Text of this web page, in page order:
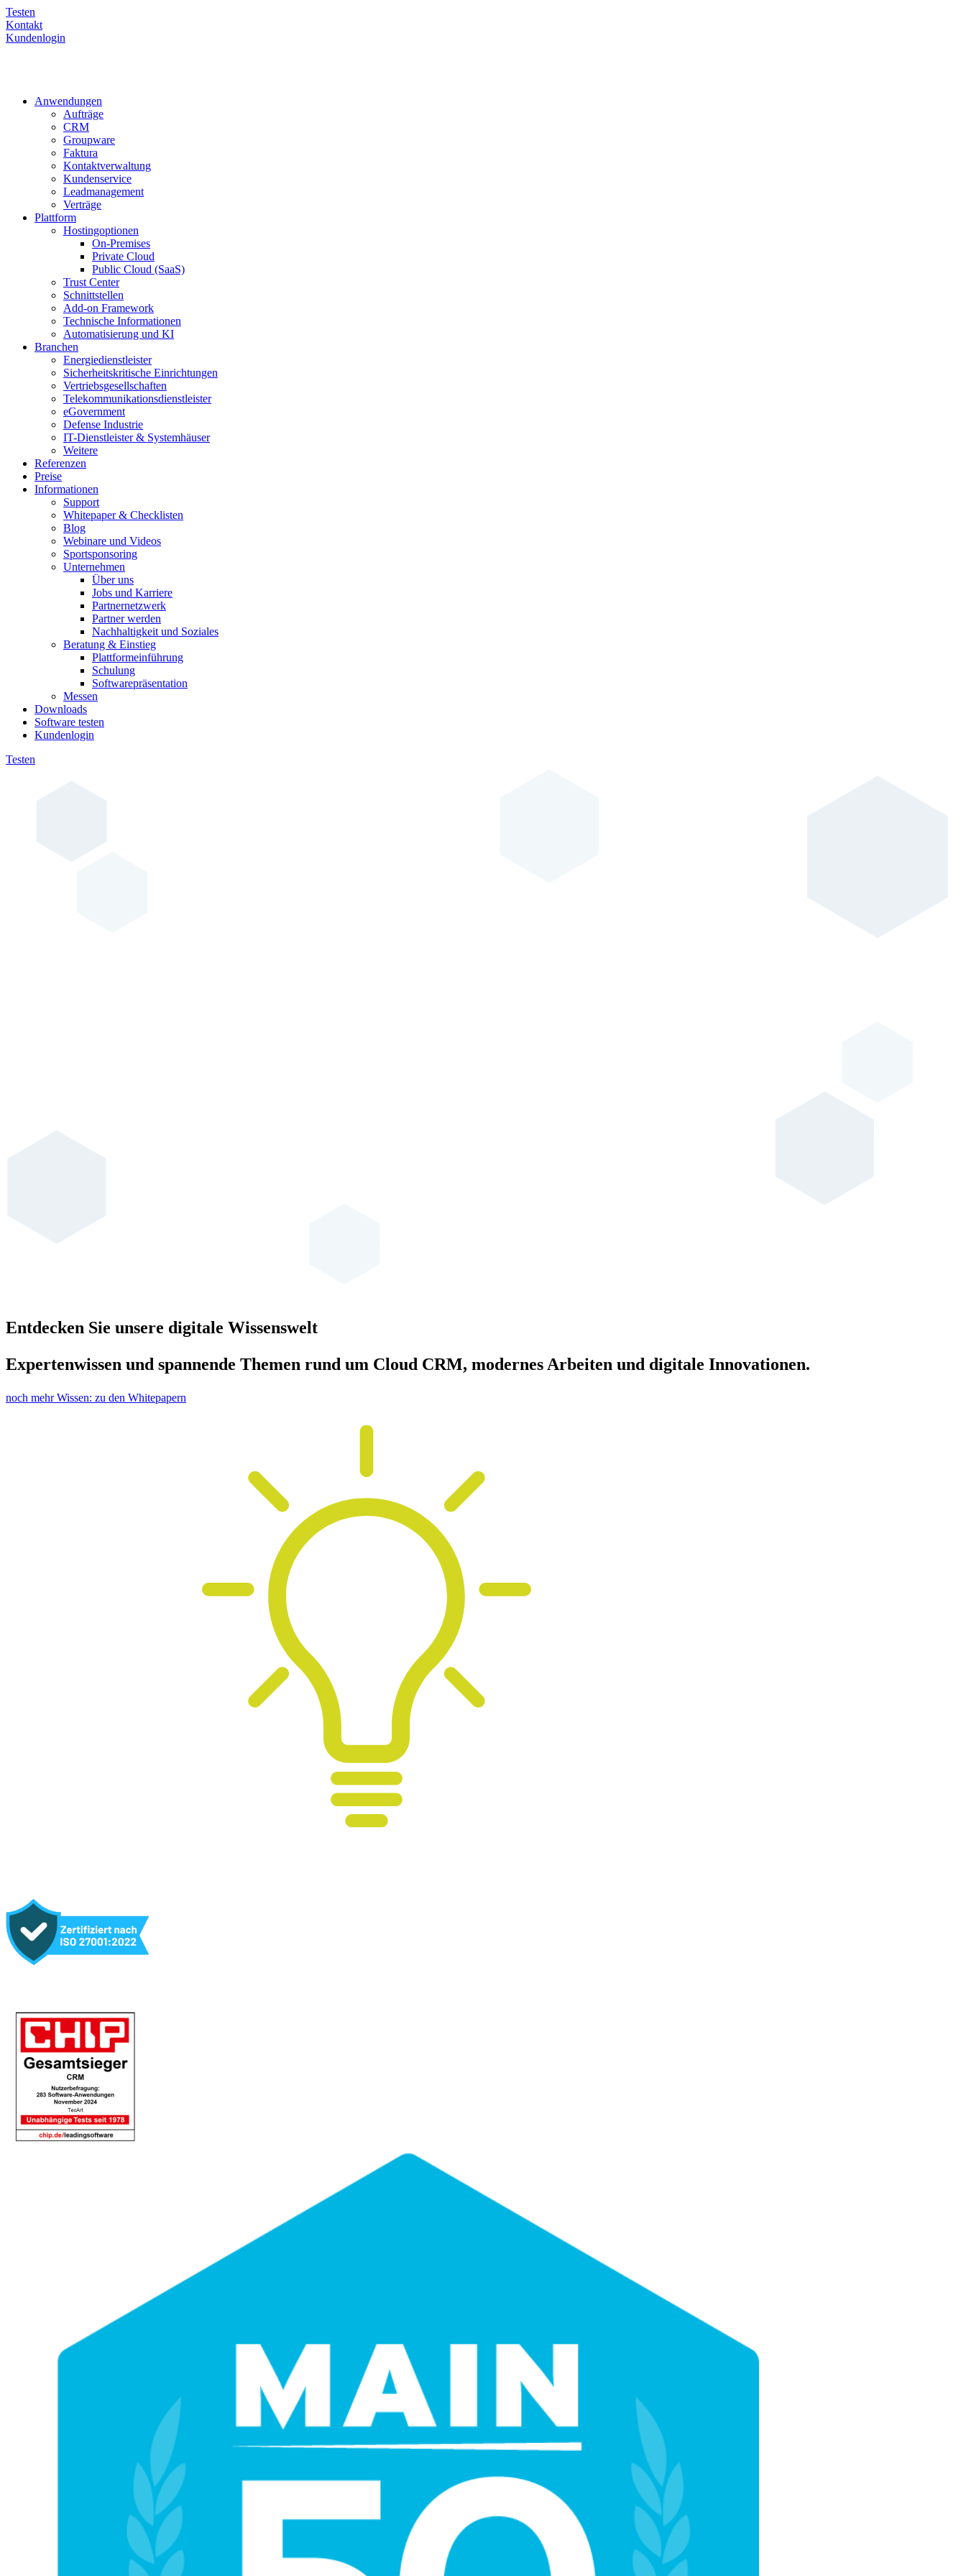
Testen
Kontakt
Kundenlogin
Anwendungen
Aufträge
CRM
Groupware
Faktura
Kontaktverwaltung
Kundenservice
Leadmanagement
Verträge
Plattform
Hostingoptionen
On-Premises
Private Cloud
Public Cloud (SaaS)
Trust Center
Schnittstellen
Add-on Framework
Technische Informationen
Automatisierung und KI
Branchen
Energiedienstleister
Sicherheitskritische Einrichtungen
Vertriebsgesellschaften
Telekommunikationsdienstleister
eGovernment
Defense Industrie
IT-Dienstleister & Systemhäuser
Weitere
Referenzen
Preise
Informationen
Support
Whitepaper & Checklisten
Blog
Webinare und Videos
Sportsponsoring
Unternehmen
Über uns
Jobs und Karriere
Partnernetzwerk
Partner werden
Nachhaltigkeit und Soziales
Beratung & Einstieg
Plattformeinführung
Schulung
Softwarepräsentation
Messen
Downloads
Software testen
Kundenlogin
Testen
Entdecken Sie unsere digitale Wissenswelt
Expertenwissen und spannende Themen rund um Cloud CRM, modernes Arbeiten und digitale Innovationen.
noch mehr Wissen: zu den Whitepapern